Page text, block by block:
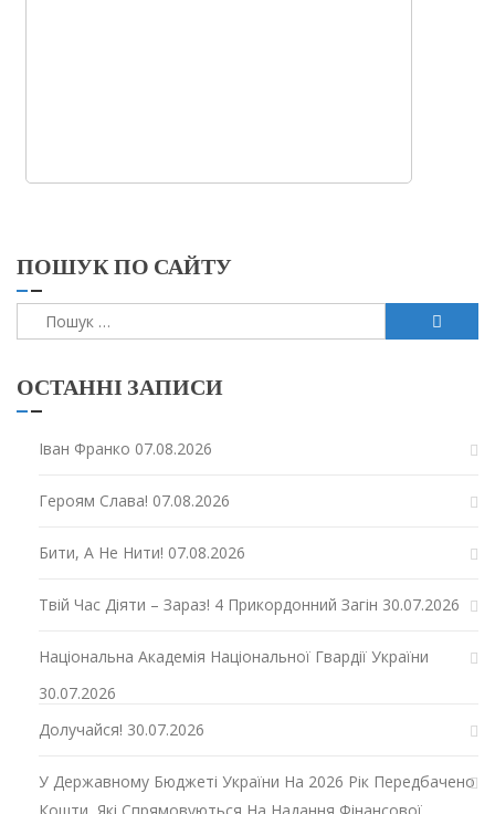
ПОШУК ПО САЙТУ
Пошук:
ОСТАННІ ЗАПИСИ
Іван Франко 07.08.2026
Героям Слава! 07.08.2026
Бити, А Не Нити! 07.08.2026
Твій Час Діяти – Зараз! 4 Прикордонний Загін 30.07.2026
Національна Академія Національної Гвардії України
30.07.2026
Долучайся! 30.07.2026
У Державному Бюджеті України На 2026 Рік Передбачено